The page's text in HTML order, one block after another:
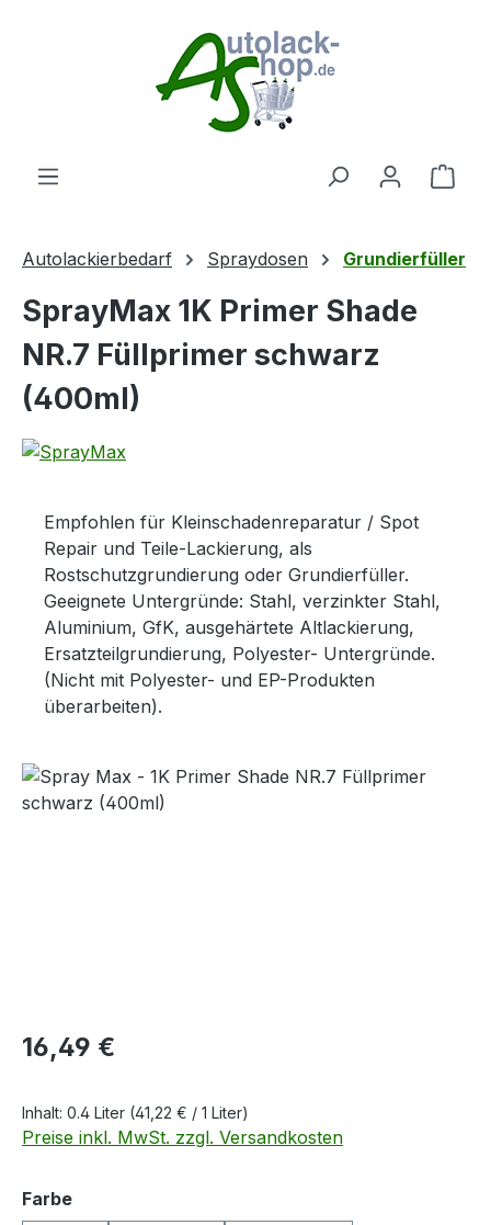
Autolackierbedarf Spraydosen Grundierfüller
SprayMax 1K Primer Shade
NR.7 Füllprimer schwarz
(400ml)
Empfohlen für Kleinschadenreparatur / Spot
Repair und Teile-Lackierung, als
Rostschutzgrundierung oder Grundierfüller.
Geeignete Untergründe: Stahl, verzinkter Stahl,
Aluminium, GfK, ausgehärtete Altlackierung,
Ersatzteilgrundierung, Polyester- Untergründe.
(Nicht mit Polyester- und EP-Produkten
überarbeiten).
Bildergalerie überspringen
Regulärer Preis:
16,49 €
Inhalt: 0.4 Liter (41,22 € / 1 Liter)
Preise inkl. MwSt. zzgl. Versandkosten
Farbeauswählen